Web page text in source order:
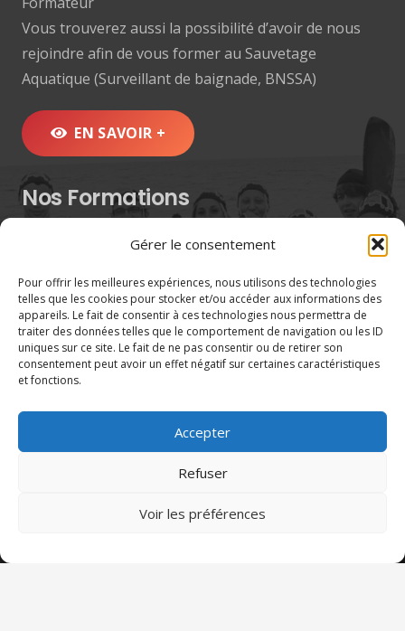
Gérer le consentement
Pour offrir les meilleures expériences, nous utilisons des technologies
telles que les cookies pour stocker et/ou accéder aux informations des
appareils. Le fait de consentir à ces technologies nous permettra de
traiter des données telles que le comportement de navigation ou les ID
uniques sur ce site. Le fait de ne pas consentir ou de retirer son
consentement peut avoir un effet négatif sur certaines caractéristiques
et fonctions.
Accepter
Refuser
Voir les préférences
Vous trouverez aussi la possibilité d’avoir de nous
rejoindre afin de vous former au Sauvetage
Aquatique (Surveillant de baignade, BNSSA)
EN SAVOIR +
Nos Formations
Formations Aquatiques
Formations Opérationnelles
Formations Pédagogiques
Sauvetage sportif
Calendrier
Organiser un événement